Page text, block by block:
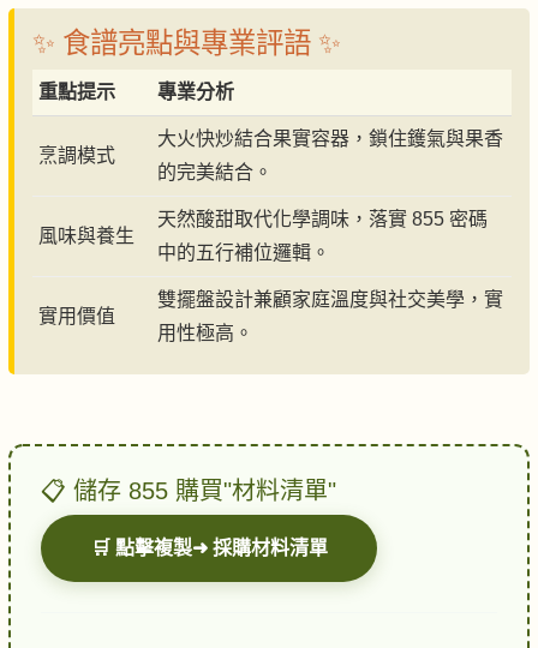
✨ 食譜亮點與專業評語 ✨
重點提示 專業分析
烹調模式
大火快炒結合果實容器，鎖住鑊氣與果香
的完美結合。
風味與養生
天然酸甜取代化學調味，落實 855 密碼
中的五行補位邏輯。
實用價值
雙擺盤設計兼顧家庭溫度與社交美學，實
用性極高。
📋 儲存 855 購買"材料清單"
🛒 點擊複製➜ 採購材料清單